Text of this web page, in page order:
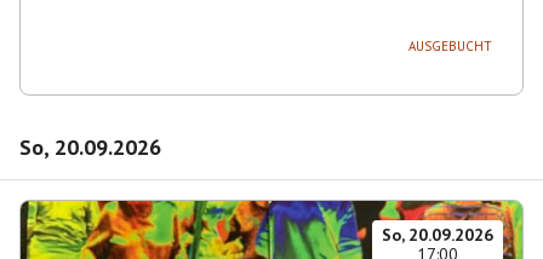
AUSGEBUCHT
So, 20.09.2026
So, 20.09.2026
17:00